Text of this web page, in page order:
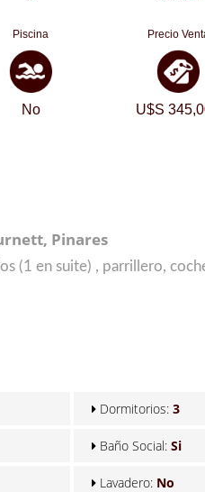
Piscina
No
Precio
U$S
Pinares
(1 en suite) , parrillero,
Dormitorios: 3
Baño Social: Si
Lavadero: No